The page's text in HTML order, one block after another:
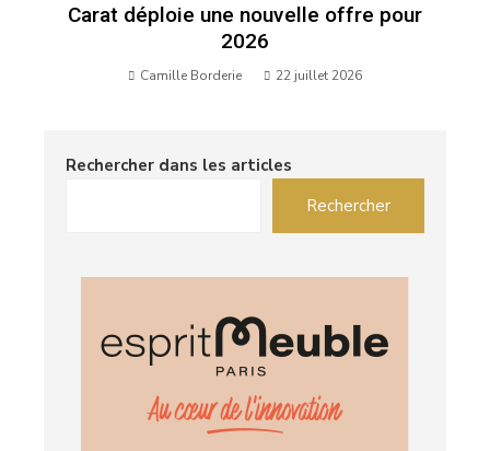
Carat déploie une nouvelle offre pour
2026
Camille Borderie 22 juillet 2026
Rechercher dans les articles
Rechercher